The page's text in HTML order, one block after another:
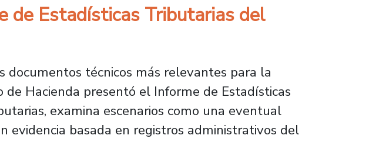
de Estadísticas Tributarias del
documentos técnicos más relevantes para la
de Hacienda presentó el Informe de Estadísticas
examina escenarios como una eventual
evidencia basada en registros administrativos del